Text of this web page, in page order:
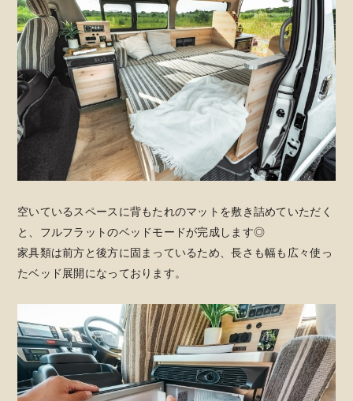
空いているスペースに背もたれのマットを敷き詰めていただく
と、フルフラットのベッドモードが完成します◎
家具類は前方と後方に固まっているため、長さも幅も広々使っ
たベッド展開になっております。